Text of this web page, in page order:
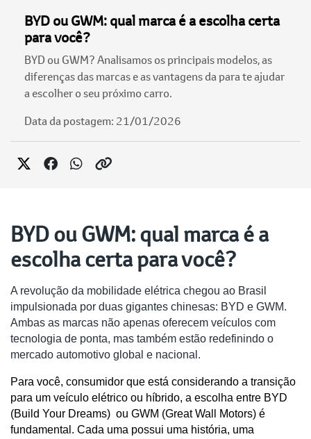
BYD ou GWM: qual marca é a escolha certa
para você?
BYD ou GWM? Analisamos os principais modelos, as
diferenças das marcas e as vantagens da para te ajudar
a escolher o seu próximo carro.
Data da postagem: 21/01/2026
BYD ou GWM: qual marca é a
escolha certa para você?
A revolução da mobilidade elétrica chegou ao Brasil
impulsionada por duas gigantes chinesas: BYD e GWM.
Ambas as marcas não apenas oferecem veículos com
tecnologia de ponta, mas também estão redefinindo o
mercado automotivo global e nacional.
Para você, consumidor que está considerando a transição
para um veículo elétrico ou híbrido, a escolha entre BYD
(Build Your Dreams)  ou GWM (Great Wall Motors) é
fundamental. Cada uma possui uma história, uma